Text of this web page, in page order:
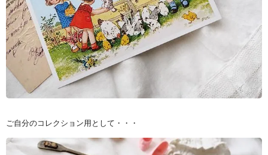
ご自分のコレクション用として・・・